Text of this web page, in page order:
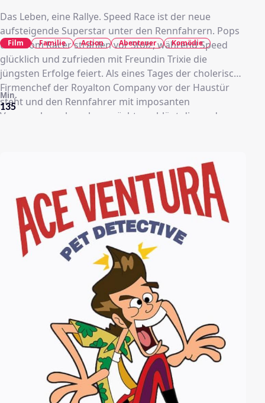
Das Leben, eine Rallye. Speed Race ist der neue
aufsteigende Superstar unter den Rennfahrern. Pops
und Mom Racer strahlen vor Stolz, während Speed
glücklich und zufrieden mit Freundin Trixie die
jüngsten Erfolge feiert. Als eines Tages der cholerische
Firmenchef der Royalton Company vor der Haustür
steht und den Rennfahrer mit imposanten
Versprechen abwerben möchte, schlägt dieser das
Handlangern, die die Rennen für saftige Profite
manipulieren. Gemeinsam mit dem undurchsichtigen
Ex-Rivalen Racer X versucht die Racer-Familie deshalb,
den schmierigen Unternehmern den Garaus zu
machen – bei jener Querfeldein-Rallye, die einst
Speeds Bruder das Leben kostete.
135
Min.
Film Familie Action Abenteuer Komödie